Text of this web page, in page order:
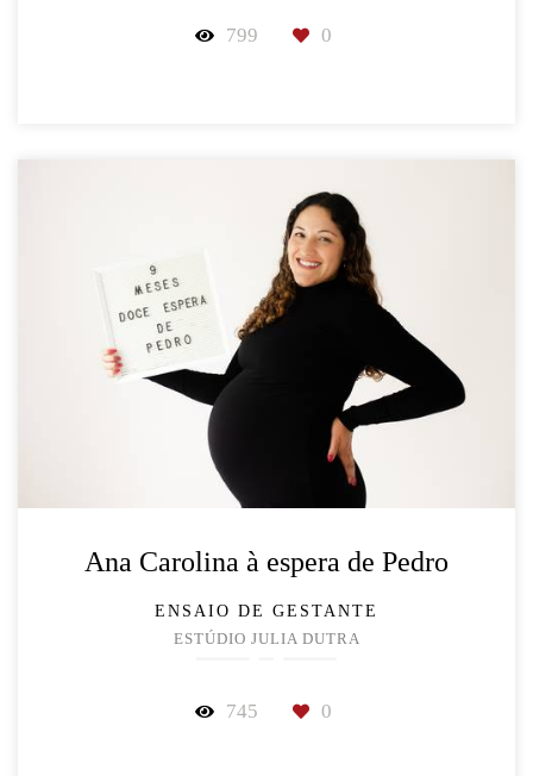
799 0
Ana Carolina à espera de Pedro
ENSAIO DE GESTANTE
ESTÚDIO JULIA DUTRA
745 0